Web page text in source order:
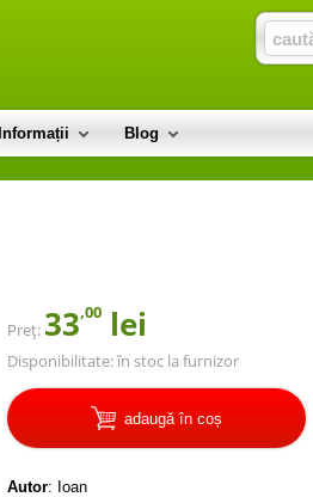
Informații Blog
Preț: 33,00 lei
Disponibilitate:în stoc la furnizor
adaugă în coș
Autor: Ioan